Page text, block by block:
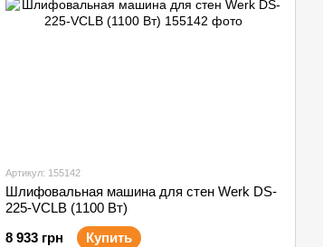
Артикул: 155142
Шлифовальная машина для стен Werk DS-
225-VCLB (1100 Вт)
8 933 грн
Купить